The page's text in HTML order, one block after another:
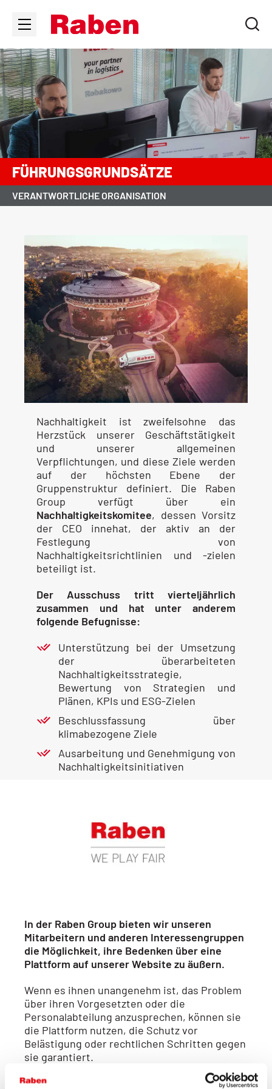
FÜHRUNGSGRUNDSÄTZE
VERANTWORTLICHE ORGANISATION
Nachhaltigkeit ist zweifelsohne das
Herzstück unserer Geschäftstätigkeit
und unserer allgemeinen
Verpflichtungen, und diese Ziele werden
auf der höchsten Ebene der
Gruppenstruktur definiert. Die Raben
Group verfügt über ein
Nachhaltigkeitskomitee, dessen Vorsitz
der CEO innehat, der aktiv an der
Festlegung von
Nachhaltigkeitsrichtlinien und -zielen
beteiligt ist.
Der Ausschuss tritt vierteljährlich
zusammen und hat unter anderem
folgende Befugnisse:
Unterstützung bei der Umsetzung
der überarbeiteten
Nachhaltigkeitsstrategie,
Bewertung von Strategien und
Plänen, KPIs und ESG-Zielen
Beschlussfassung über
klimabezogene Ziele
Ausarbeitung und Genehmigung von
Nachhaltigkeitsinitiativen
In der Raben Group bieten wir unseren
Mitarbeitern und anderen Interessengruppen
die Möglichkeit, ihre Bedenken über eine
Plattform auf unserer Website zu äußern.
Wenn es ihnen unangenehm ist, das Problem
über ihren Vorgesetzten oder die
Personalabteilung anzusprechen, können sie
die Plattform nutzen, die Schutz vor
Belästigung oder rechtlichen Schritten gegen
sie garantiert.